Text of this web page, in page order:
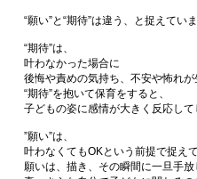
“願い”と“期待”は違う、と捉えていま
“期待”は、
叶わなかった場合に
後悔や責めの気持ち、不安や怖れが
“期待”を抱いて保育をすると、
子どもの姿に感情が大きく反応して
”願い”は、
叶わなくてもOKという前提で捉えて
願いは、描き、その瞬間に一旦手放